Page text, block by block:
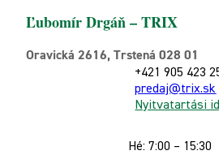
Ľubomír Drgáň – TRIX
Oravická 2616, Trstená 028 01
+421 905 423
predaj@trix.sk
Nyitvatartási
Hé: 7:00 – 15:30